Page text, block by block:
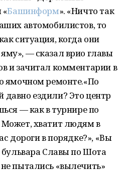
«Башинформ». «Ничто так
автомобилистов, то
ситуация, когда они
— сказал врио главы
и зачитал комментарии в
ямочном ремонте.«По
ездили? Это центр
— как в турнире по
хватит людям в
дороги в порядке?», «Вы
бульвара Славы по Шота
пытались «вылечить»